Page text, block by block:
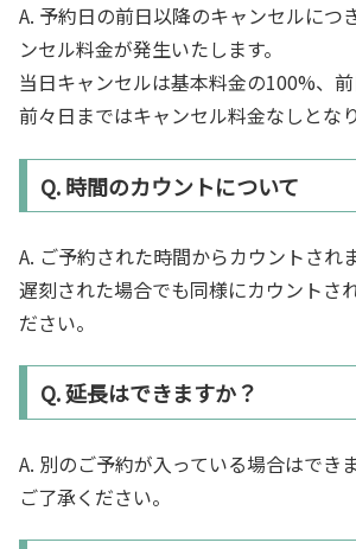
A. 予約日の前日以降のキャンセルにつ
ンセル料金が発生いたします。
当日キャンセルは基本料金の100%、前
前々日まではキャンセル料金なしとなり
Q. 時間のカウントについて
A. ご予約された時間からカウントされま
遅刻された場合でも同様にカウントさ
ださい。
Q. 延長はできますか？
A. 別のご予約が入っている場合はでき
ご了承ください。